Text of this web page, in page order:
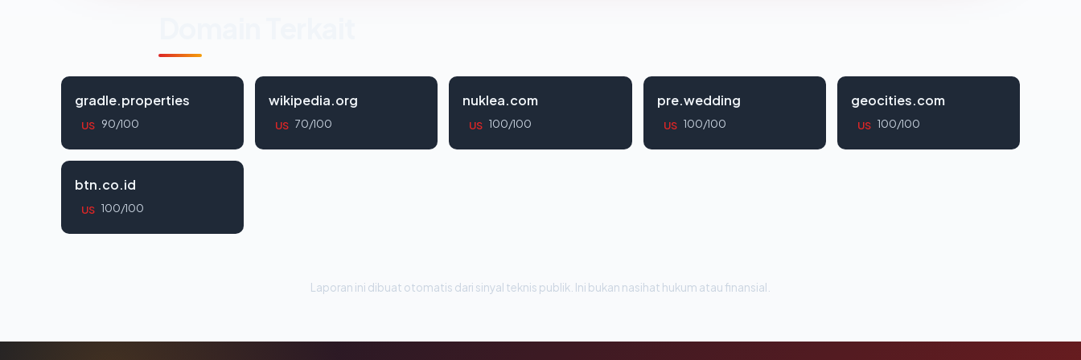
gradle.properties
US 90/100
wikipedia.org
US 70/100
nuklea.com
US 100/100
pre.wedding
US 100/100
geocities.com
US 100/100
btn.co.id
US 100/100
Laporan ini dibuat otomatis dari sinyal teknis publik. Ini bukan nasihat hukum atau finansial.